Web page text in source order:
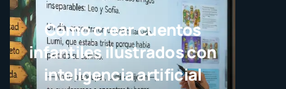
Cómo crear cuentos
infantiles ilustrados con
inteligencia artificial